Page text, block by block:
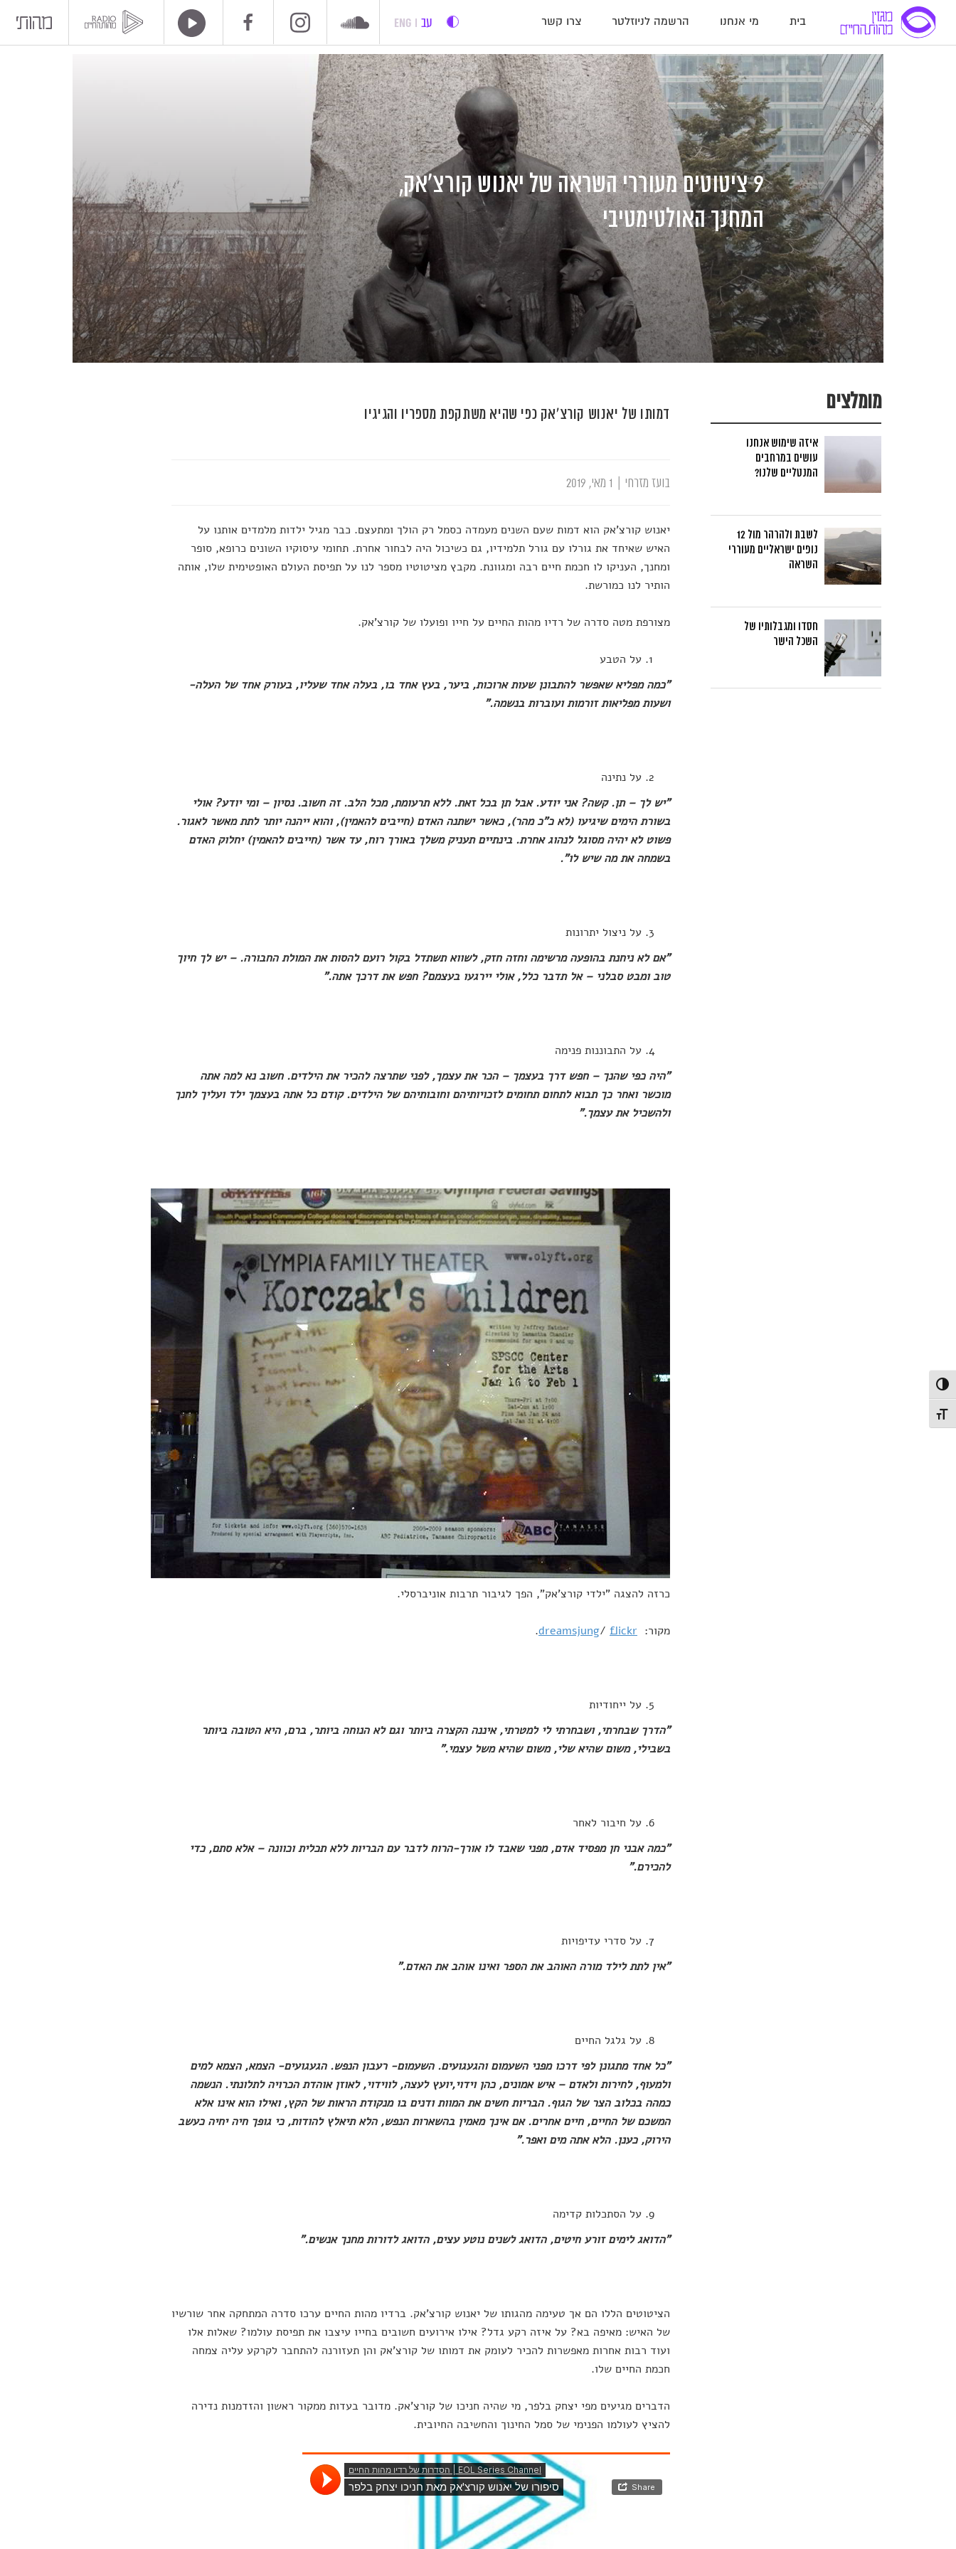
הפעל/כבה ניגודיות גבוהה
מתג גודל גופן
בית מי אנחנו הרשמה לניוזלטר צרו קשר עב ENG
9 ציטוטים מעוררי השראה של יאנוש קורצ'אק,
המחנך האולטימטיבי
דמותו של יאנוש קורצ'אק כפי שהיא משתקפת מספריו והגיגיו
בועז מזרחי
יאנוש קורצ'אק הוא דמות שעם השנים מעמדה כסמל רק הולך ומתעצם. כבר מגיל ילדות מלמדים אותנו על
האיש שאיחד את גורלו עם גורל תלמידיו, גם כשיכול היה לבחור אחרת. תחומי עיסוקיו השונים כרופא, סופר
ומחנך, העניקו לו חכמת חיים רבה ומגוונת. מקבץ מציטוטיו מספר לנו על תפיסת העולם האופטימית שלו, אותה
הותיר לנו כמורשת.
מצורפת מטה סדרה של רדיו מהות החיים על חייו ופועלו של קורצ'אק.
על הטבע
"כמה מפליא שאפשר להתבונן שעות ארוכות, ביער, בעץ אחד בו, בעלה אחד שעליו, בעורק אחד של העלה-
ושעות מפליאות זורמות ועוברות בנשמה."
על נתינה
"יש לך – תן. קשה? אני יודע. אבל תן בכל זאת. ללא תרעומת, מכל הלב. זה חשוב. נסיון – ומי יודע? אולי
בשורת הימים שיגיעו (לא כ"כ מהר), כאשר ישתנה האדם (חייבים להאמין), והוא ייהנה יותר לתת מאשר לאגור.
פשוט לא יהיה מסוגל לנהוג אחרת. בינתיים תעניק משלך באורך רוח, עד אשר (חייבים להאמין) יחלוק האדם
בשמחה את מה שיש לו".
על ניצול יתרונות
"אם לא ניחנת בהופעה מרשימה וחזה חזק, לשווא תשתדל בקול רועם להסות את המולת החבורה. – יש לך חיוך
טוב ומבט סבלני – אל תדבר כלל, אולי יירגעו בעצמם? חפש את דרכך אתה."
על התבוננות פנימה
"היה כפי שהנך – חפש דרך בעצמך – הכר את עצמך, לפני שתרצה להכיר את הילדים. חשוב נא למה אתה
מוכשר ואחר כך תבוא לתחום תחומים לזכויותיהם וחובותיהם של הילדים. קודם כל אתה בעצמך ילד ועליך לחנך
ולהשכיל את עצמך."
כרזה להצגה "ילדי קורצ'אק", הפך לגיבור תרבות אוניברסלי.
מקור: dreamsjung/ flickr
.
על ייחודיות
"הדרך שבחרתי, ושבחרתי לי למטרתי, איננה הקצרה ביותר וגם לא הנוחה ביותר, ברם, היא הטובה ביותר
בשבילי, משום שהיא שלי, משום שהיא משל עצמי."
על חיבור לאחר
"כמה אבני חן מפסיד אדם, מפני שאבד לו אורך-הרוח לדבר עם הבריות ללא תכלית וכוונה – אלא סתם, כדי
להכירם."
על סדרי עדיפויות
"אין לתת לילד מורה האוהב את הספר ואינו אוהב את האדם."
על גלגל החיים
"כל אחד מתגונן לפי דרכו מפני השעמום והגעגועים. השעמום- רעבון הנפש. הגעגועים- הצמא, הצמא למים
ולמעוף, לחירות ולאדם – איש אמונים, כהן וידוי,יועץ לעצה, לווידוי, לאוזן אוהדת הכרויה לתלונתי. הנשמה
כמהה בכלוב הצר של הגוף. הבריות חשים את המוות ודנים בו מנקודת הראות של הקץ, ואילו הוא אינו אלא
המשכם של החיים, חיים אחרים. אם אינך מאמין בהשארות הנפש, הלא תיאלץ להודות, כי גופך חיה יחיה כעשב
הירוק, כענן. הלא אתה מים ואפר."
על הסתכלות קדימה
"הדואג לימים זורע חיטים, הדואג לשנים נוטע עצים, הדואג לדורות מחנך אנשים."
הציטוטים הללו הם אך טעימה מהגותו של יאנוש קורצ'אק. ברדיו מהות החיים ערכו סדרה המתחקה אחר שורשיו
של האיש: מאיפה בא? על איזה רקע גדל? אילו אירועים חשובים בחייו עיצבו את תפיסת עולמו? שאלות אלו
ועוד רבות אחרות מאפשרות להכיר לעומק את דמותו של קורצ'אק והן תעזורנה להתחבר לקרקע עליה צמחה
חכמת החיים שלו.
הדברים מגיעים מפי יצחק בלפר, מי שהיה חניכו של קורצ'אק. מדובר בעדות ממקור ראשון והזדמנות נדירה
להציץ לעולמו הפנימי של סמל החינוך והחשיבה החיובית.
מומלצים
איזה שימוש אנחנו
עושים במרחבים
המנטליים שלנו?
לשבת ולהרהר מול 12
נופים ישראליים מעוררי
השראה
חסדו ומגבלותיו של
השכל הישר